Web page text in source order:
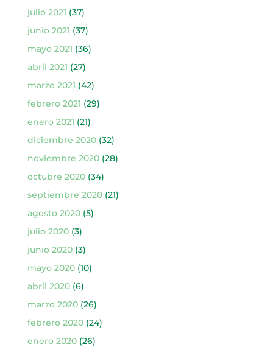
julio 2021 (37)
junio 2021 (37)
mayo 2021 (36)
abril 2021 (27)
marzo 2021 (42)
febrero 2021 (29)
enero 2021 (21)
diciembre 2020(32)
noviembre 2020(28)
octubre 2020(34)
septiembre 2020(21)
agosto 2020(5)
julio 2020(3)
junio 2020(3)
mayo 2020(10)
abril 2020(6)
marzo 2020(26)
febrero 2020(24)
enero 2020(26)